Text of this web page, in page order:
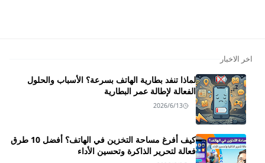
اخر الاخبار
لماذا تنفد بطارية الهاتف بسرعة؟ الأسباب والحلول
الفعالة لإطالة عمر البطارية
2026/6/13
كيف أفرغ مساحة التخزين في الهاتف؟ أفضل 10 طرق
فعالة لتحرير الذاكرة وتحسين الأداء